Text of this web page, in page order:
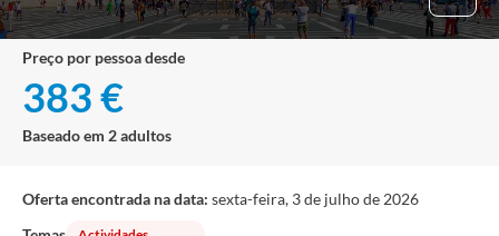
preço por pessoa desde
383 €
Baseado em 2 adultos
Oferta encontrada na data: sexta-feira, 3 de julho de 2026